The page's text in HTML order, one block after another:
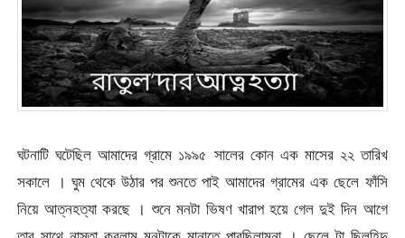
ঘটনাটি ঘটেছিল আমাদের গ্রামে ১৯৯৫ সালের কোন এক মাসের ২২ তারিখ
সকালে । ঘুম থেকে উঠার পর শুনতে পাই আমাদের গ্রামের এক ছেলে ফাঁসি
নিয়ে আত্নহত্যা করছে । শুনে মনটা ভিষণ খারাপ হয়ে গেল দুই দিন আগে